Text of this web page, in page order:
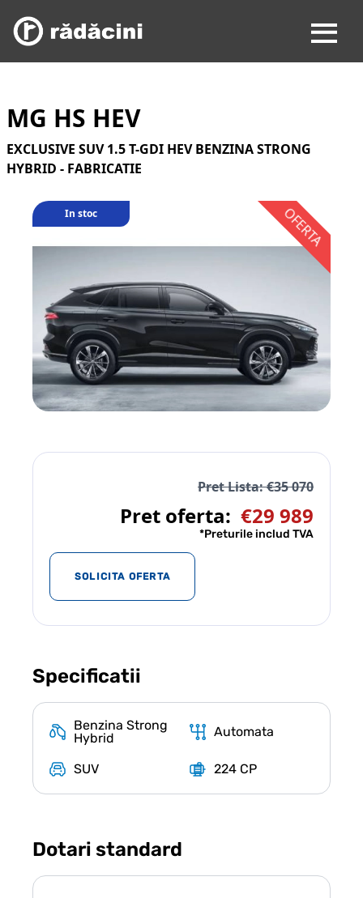
MG HS HEV
EXCLUSIVE SUV 1.5 T-GDI HEV BENZINA STRONG
HYBRID - FABRICATIE
In stoc
Pret Lista: €35 070
Pret oferta: €29 989
*Preturile includ TVA
SOLICITA OFERTA
Specificatii
Benzina Strong
Hybrid
Automata
SUV 224 CP
Dotari standard